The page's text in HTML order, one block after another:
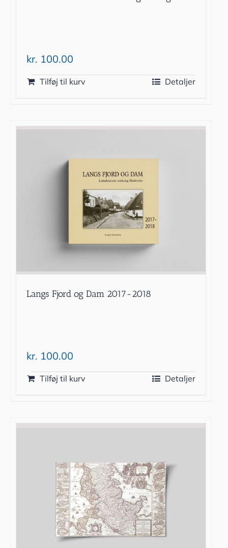
kr. 100.00
Tilføj til kurv Detaljer
Langs Fjord og Dam 2017-2018
kr. 100.00
Tilføj til kurv Detaljer